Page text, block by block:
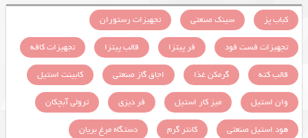
کباب پز سینک صنعتی
تجهیزات رستوران
تجهیزات فست فود
فر پیتزا قالب پیتزا
تجهیزات کافه
قالب کته
گرمکن غذا اجاق گاز صنعتی
کابینت استیل
وان استیل
میز کار استیل فر دیزی
ترولی آبچکان
هود استیل صنعتی
کانتر گرم
دستگاه مرغ بریان